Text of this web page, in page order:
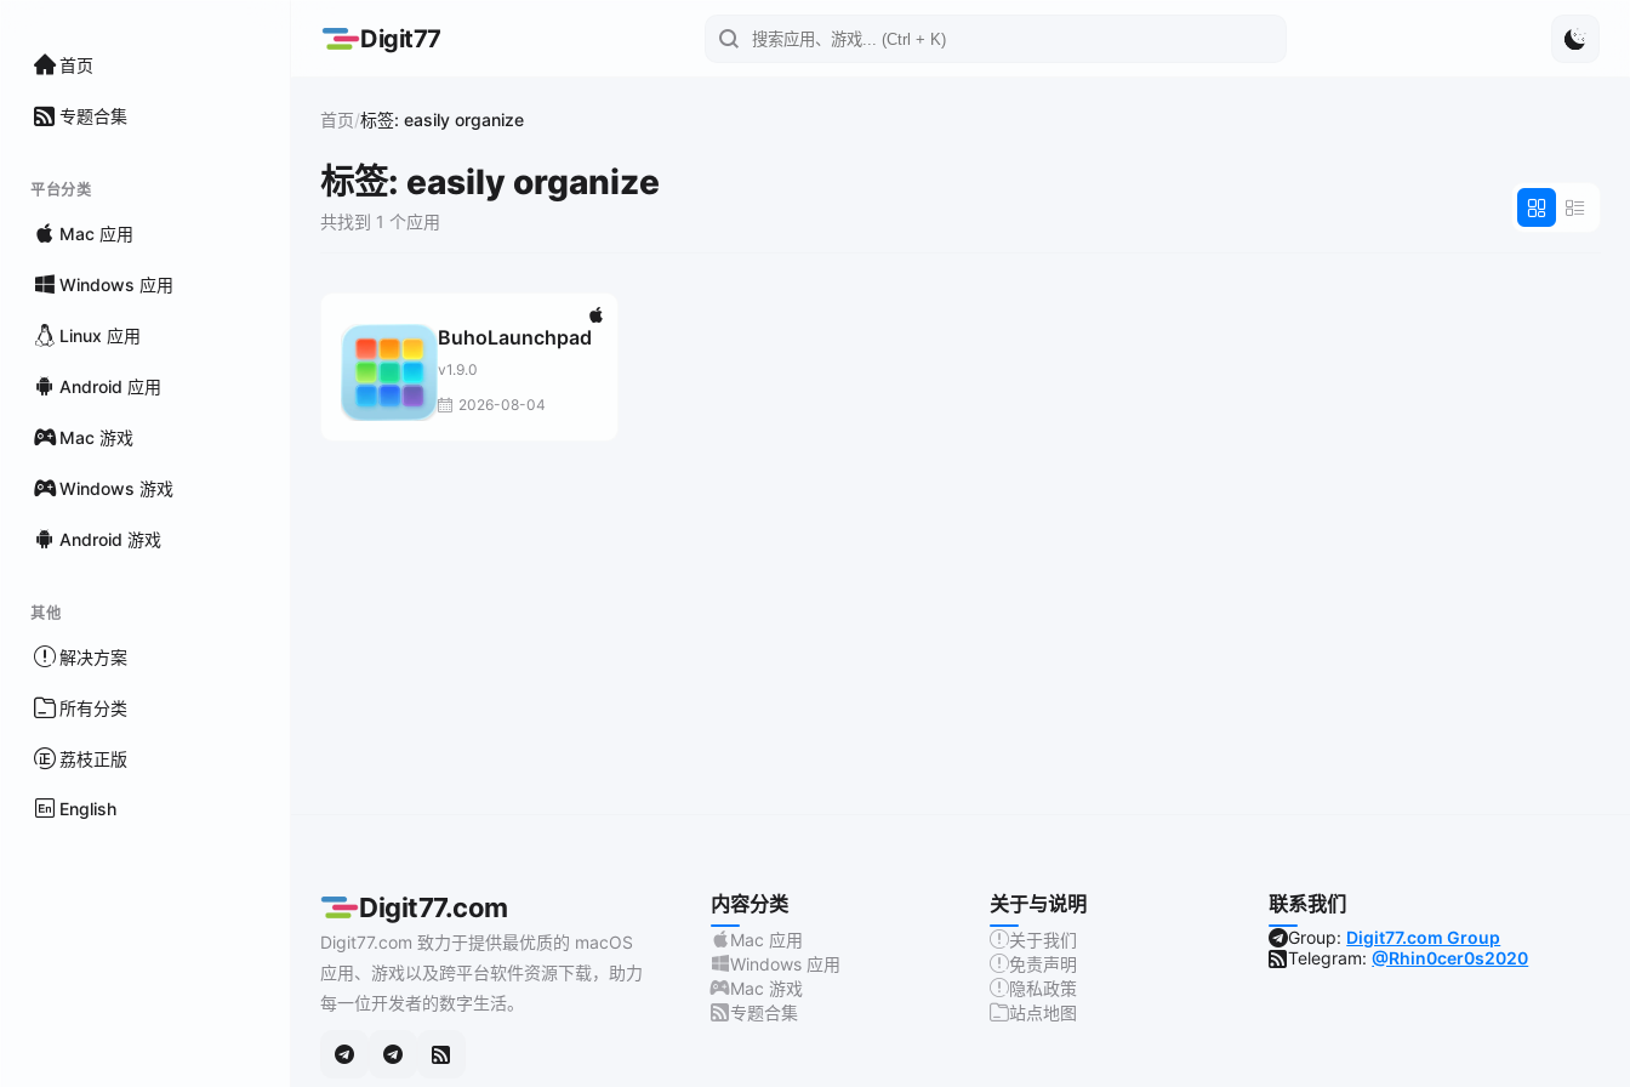
首页
专题合集
平台分类
Mac 应用
Windows 应用
Linux 应用
Android 应用
Mac 游戏
Windows 游戏
Android 游戏
其他
解决方案
所有分类
荔枝正版
English
Digit77
首页/标签: easily organize
标签: easily organize
共找到 1 个应用
BuhoLaunchpad
v1.9.0
2026-08-04
Digit77.com
Digit77.com 致力于提供最优质的 macOS
应用、游戏以及跨平台软件资源下载，助力
每一位开发者的数字生活。
内容分类
Mac 应用
Windows 应用
Mac 游戏
专题合集
关于与说明
关于我们
免责声明
隐私政策
站点地图
联系我们
Group: Digit77.com Group
Telegram:@Rhin0cer0s2020